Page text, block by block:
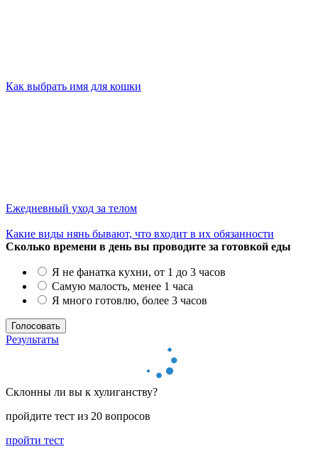
Как выбрать имя для кошки
Ежедневный уход за телом
Какие виды нянь бывают, что входит в их обязанности
Сколько времени в день вы проводите за готовкой еды
Я не фанатка кухни, от 1 до 3 часов
Самую малость, менее 1 часа
Я много готовлю, более 3 часов
Результаты
Склонны ли вы к хулиганству?
пройдите тест из 20 вопросов
пройти тест